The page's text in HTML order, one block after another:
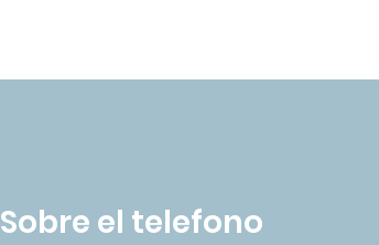
Sobre el telefono